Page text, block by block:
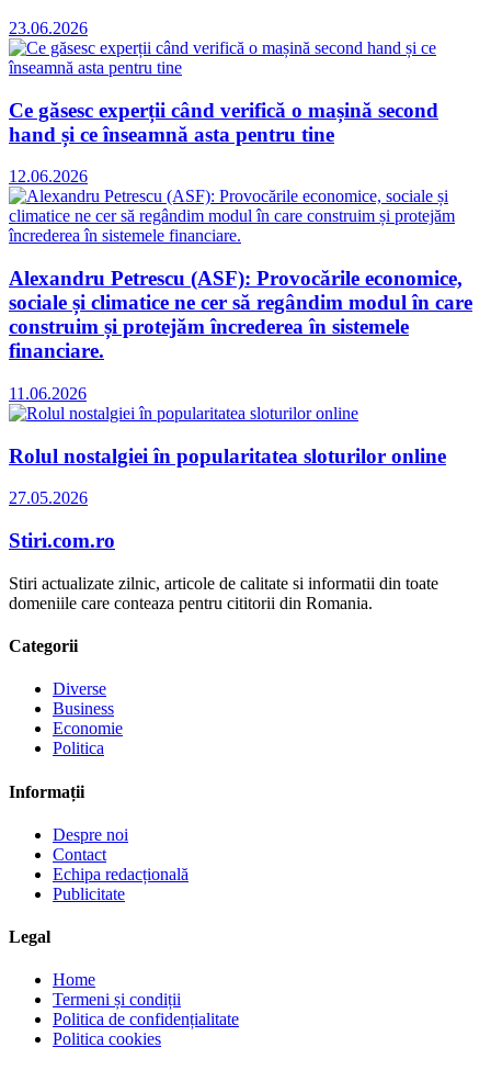
23.06.2026
Ce găsesc experții când verifică o mașină second
hand și ce înseamnă asta pentru tine
12.06.2026
Alexandru Petrescu (ASF): Provocările economice,
sociale și climatice ne cer să regândim modul în care
construim și protejăm încrederea în sistemele
financiare.
11.06.2026
Rolul nostalgiei în popularitatea sloturilor online
27.05.2026
Stiri.com.ro
Stiri actualizate zilnic, articole de calitate si informatii din toate
domeniile care conteaza pentru cititorii din Romania.
Categorii
Diverse
Business
Economie
Politica
Informații
Despre noi
Contact
Echipa redacțională
Publicitate
Legal
Home
Termeni și condiții
Politica de confidențialitate
Politica cookies